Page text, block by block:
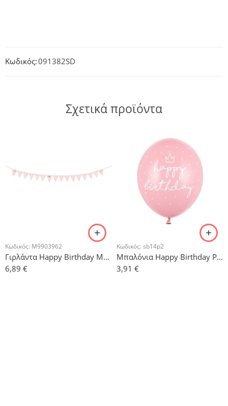
Κωδικός:091382SD
Σχετικά προϊόντα
Κωδικός: M9903962
Γιρλάντα Happy Birthday Μπαλαρίνα
6,89 €
Κωδικός: sb14p2
Μπαλόνια Happy Birthday Ρόζ – 5τμχ.
3,91 €